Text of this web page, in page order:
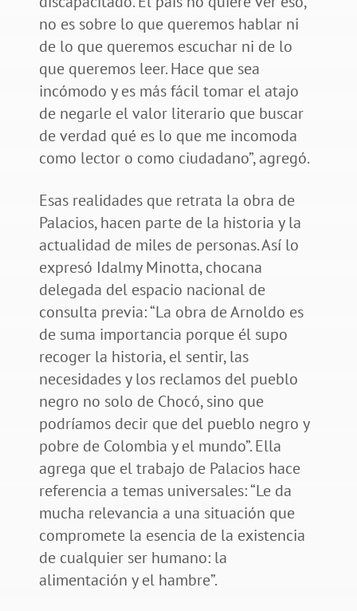
no es sobre lo que queremos hablar ni
de lo que queremos escuchar ni de lo
que queremos leer. Hace que sea
incómodo y es más fácil tomar el atajo
de negarle el valor literario que buscar
de verdad qué es lo que me incomoda
como lector o como ciudadano”, agregó.
Esas realidades que retrata la obra de
Palacios, hacen parte de la historia y la
actualidad de miles de personas. Así lo
expresó Idalmy Minotta, chocana
delegada del espacio nacional de
consulta previa: “La obra de Arnoldo es
de suma importancia porque él supo
recoger la historia, el sentir, las
necesidades y los reclamos del pueblo
negro no solo de Chocó, sino que
podríamos decir que del pueblo negro y
pobre de Colombia y el mundo”. Ella
agrega que el trabajo de Palacios hace
referencia a temas universales: “Le da
mucha relevancia a una situación que
compromete la esencia de la existencia
de cualquier ser humano: la
alimentación y el hambre”.